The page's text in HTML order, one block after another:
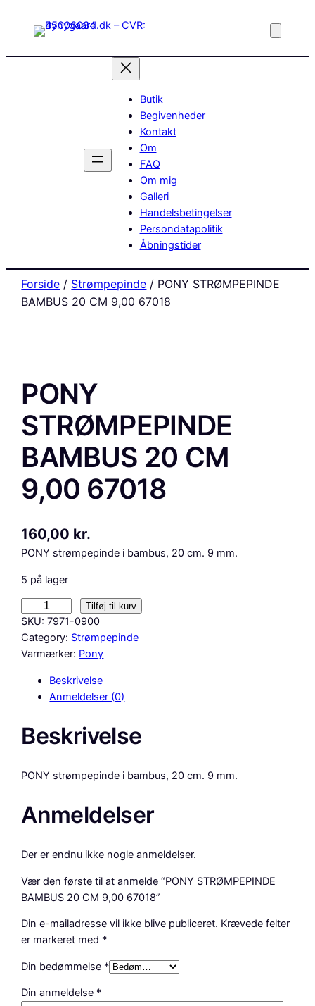
Butik
Begivenheder
Kontakt
Om
FAQ
Om mig
Galleri
Handelsbetingelser
Persondatapolitik
Åbningstider
Forside / Strømpepinde / PONY STRØMPEPINDE
BAMBUS 20 CM 9,00 67018
PONY
STRØMPEPINDE
BAMBUS 20 CM
9,00 67018
160,00 kr.
PONY strømpepinde i bambus, 20 cm. 9 mm.
5 på lager
O
N
Y
M
P
N
E
A
M
U
S
2
C
Tilføj til kurv
SKU: 7971-0900
Category: Strømpepinde
Varmærker: Pony
Beskrivelse
Anmeldelser (0)
Beskrivelse
PONY strømpepinde i bambus, 20 cm. 9 mm.
Anmeldelser
Der er endnu ikke nogle anmeldelser.
Vær den første til at anmelde “PONY STRØMPEPINDE
BAMBUS 20 CM 9,00 67018”
Din e-mailadresse vil ikke blive publiceret. Krævede felter
er markeret med *
Din bedømmelse *
Din anmeldelse *